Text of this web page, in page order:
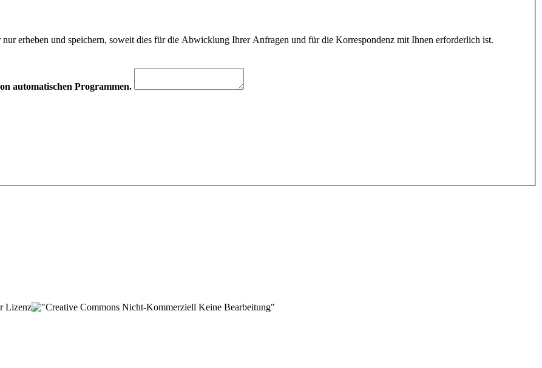
erheben und speichern, soweit dies für die Abwicklung Ihrer Anfragen und für die Korrespondenz mit Ihnen erforderlich ist.
automatischen Programmen.
Lizenz